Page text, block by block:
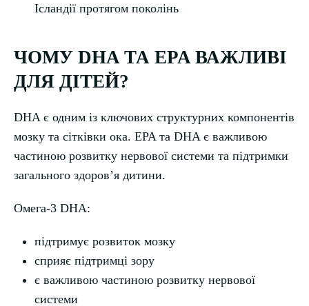
Ісландії протягом поколінь
ЧОМУ DHA ТА EPA ВАЖЛИВІ
ДЛЯ ДІТЕЙ?
DHA є одним із ключових структурних компонентів
мозку та сітківки ока. EPA та DHA є важливою
частиною розвитку нервової системи та підтримки
загального здоровʼя дитини.
Омега-3 DHA:
підтримує розвиток мозку
сприяє підтримці зору
є важливою частиною розвитку нервової
системи